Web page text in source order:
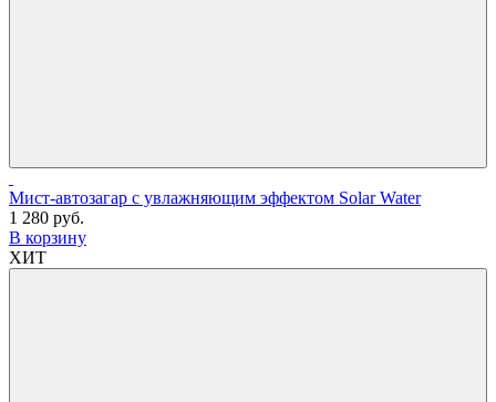
Мист-автозагар с увлажняющим эффектом Solar Water
1 280 руб.
В корзину
ХИТ